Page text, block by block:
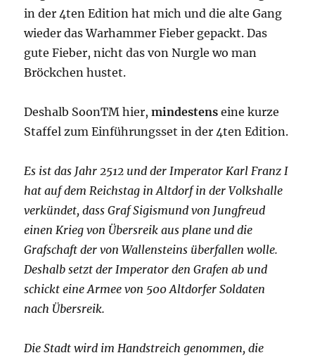
in der 4ten Edition hat mich und die alte Gang
wieder das Warhammer Fieber gepackt. Das
gute Fieber, nicht das von Nurgle wo man
Bröckchen hustet.
Deshalb SoonTM hier,mindestenseine kurze
Staffel zum Einführungsset in der 4ten Edition.
Es ist das Jahr 2512 und der Imperator Karl Franz I
hat auf dem Reichstag in Altdorf in der Volkshalle
verkündet, dass Graf Sigismund von Jungfreud
einen Krieg von Übersreik aus plane und die
Grafschaft der von Wallensteins überfallen wolle.
Deshalb setzt der Imperator den Grafen ab und
schickt eine Armee von 500 Altdorfer Soldaten
nach Übersreik.
Die Stadt wird im Handstreich genommen, die